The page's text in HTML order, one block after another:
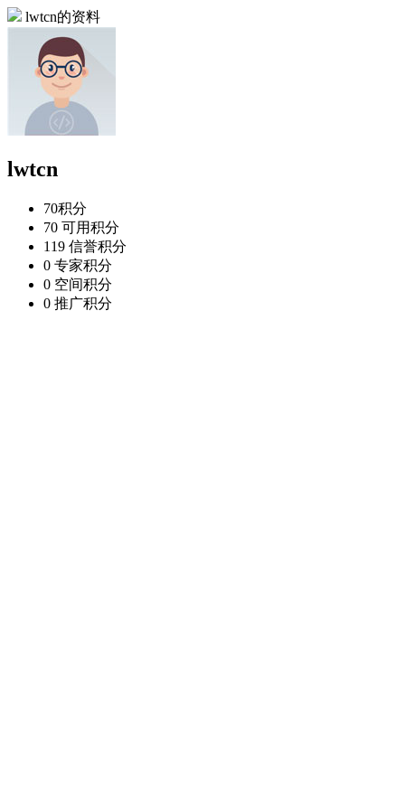
lwtcn的资料
lwtcn
70积分
70 可用积分
119 信誉积分
0 专家积分
0 空间积分
0 推广积分